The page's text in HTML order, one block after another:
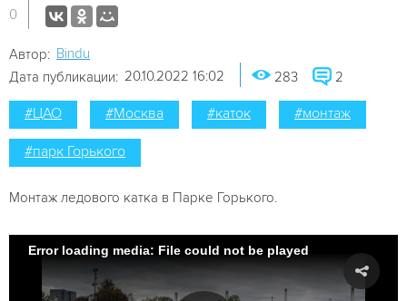
0
Автор: Bindu
Дата публикации: 20.10.2022 16:02 283 2
#ЦАО #Москва #каток #монтаж
#парк Горького
Монтаж ледового катка в Парке Горького.
Error loading media: File could not be played